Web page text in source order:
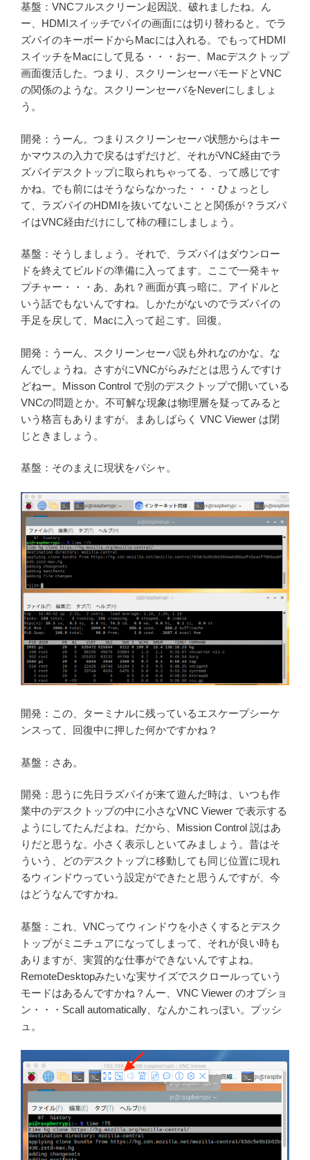
基盤：VNCフルスクリーン起因説、破れましたね。ん
ー、HDMIスイッチでパイの画面には切り替わると。でラ
ズパイのキーボードからMacには入れる。でもってHDMI
スイッチをMacにして見る・・・おー、Macデスクトップ
画面復活した。つまり、スクリーンセーバモードとVNC
の関係のような。スクリーンセーバをNeverにしましょ
う。
開発：うーん。つまりスクリーンセーバ状態からはキー
かマウスの入力で戻るはずだけど、それがVNC経由でラ
ズパイデスクトップに取られちゃってる、って感じです
かね。でも前にはそうならなかった・・・ひょっとし
て、ラズパイのHDMIを抜いてないことと関係が？ラズパ
イはVNC経由だけにして柿の種にしましょう。
基盤：そうしましょう。それで、ラズパイはダウンロー
ドを終えてビルドの準備に入ってます。ここで一発キャ
プチャー・・・あ、あれ？画面が真っ暗に。アイドルと
いう話でもないんですね。しかたがないのでラズパイの
手足を戻して、Macに入って起こす。回復。
開発：うーん、スクリーンセーバ説も外れなのかな。な
んでしょうね。さすがにVNCがらみだとは思うんですけ
どねー。Misson Control で別のデスクトップで開いている
VNCの問題とか。不可解な現象は物理層を疑ってみると
いう格言もありますが。まあしばらく VNC Viewer は閉
じときましょう。
基盤：そのまえに現状をパシャ。
開発：この、ターミナルに残っているエスケープシーケ
ンスって、回復中に押した何かですかね？
基盤：さあ。
開発：思うに先日ラズパイが来て遊んだ時は、いつも作
業中のデスクトップの中に小さなVNC Viewer で表示する
ようにしてたんだよね。だから、Mission Control 説はあ
りだと思うな。小さく表示しといてみましょう。昔はそ
ういう、どのデスクトップに移動しても同じ位置に現れ
るウィンドウっていう設定ができたと思うんですが、今
はどうなんですかね。
基盤：これ、VNCってウィンドウを小さくするとデスク
トップがミニチュアになってしまって、それが良い時も
ありますが、実質的な仕事ができないんですよね。
RemoteDesktopみたいな実サイズでスクロールっていう
モードはあるんですかね？んー、VNC Viewer のオプショ
ン・・・Scall automatically、なんかこれっぽい。プッシ
ュ。